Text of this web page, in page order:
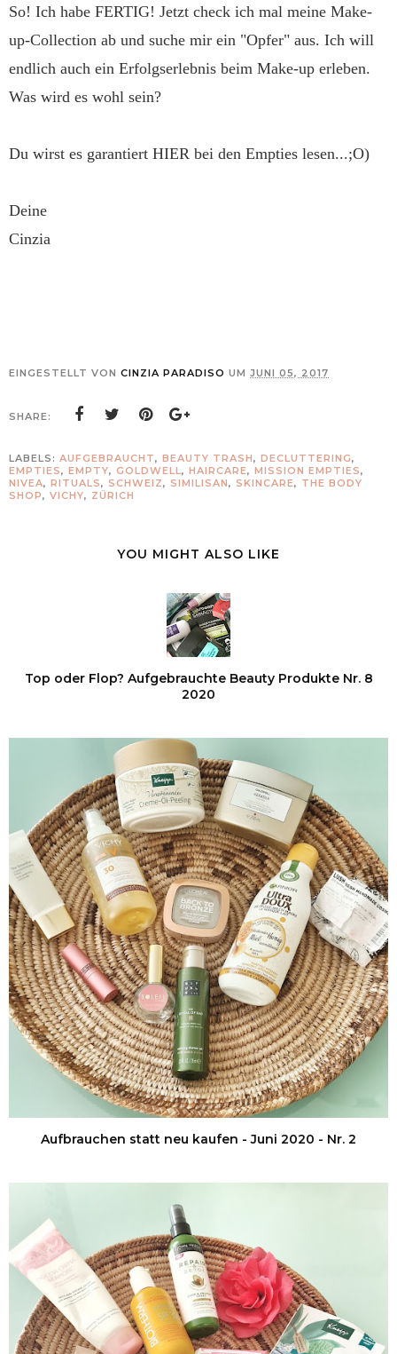
So! Ich habe FERTIG! Jetzt check ich mal meine Make-
up-Collection ab und suche mir ein "Opfer" aus. Ich will
endlich auch ein Erfolgserlebnis beim Make-up erleben.
Was wird es wohl sein?
Du wirst es garantiert HIER bei den Empties lesen...;O)
Deine
Cinzia
EINGESTELLT VON CINZIA PARADISO UM JUNI 05, 2017
SHARE:
LABELS: AUFGEBRAUCHT, BEAUTY TRASH, DECLUTTERING,
EMPTIES, EMPTY, GOLDWELL, HAIRCARE, MISSION EMPTIES,
NIVEA, RITUALS, SCHWEIZ, SIMILISAN, SKINCARE, THE BODY
SHOP, VICHY, ZÜRICH
YOU MIGHT ALSO LIKE
Top oder Flop? Aufgebrauchte Beauty Produkte Nr. 8
2020
Aufbrauchen statt neu kaufen - Juni 2020 - Nr. 2